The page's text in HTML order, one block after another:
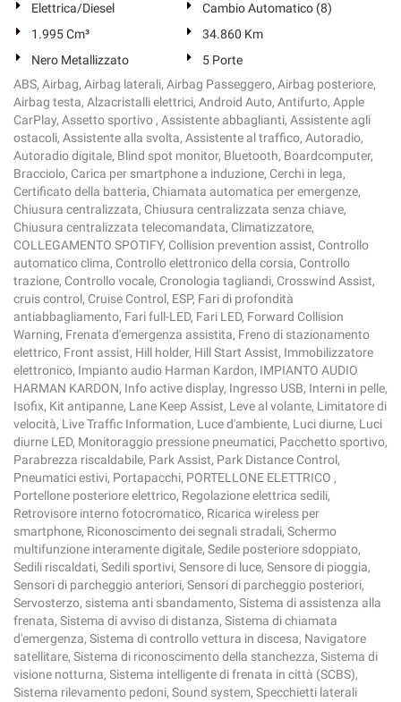
Elettrica/Diesel
Cambio Automatico (8)
1.995 Cm³
34.860 Km
Nero Metallizzato
5 Porte
ABS, Airbag, Airbag laterali, Airbag Passeggero, Airbag posteriore,
Airbag testa, Alzacristalli elettrici, Android Auto, Antifurto, Apple
CarPlay, Assetto sportivo , Assistente abbaglianti, Assistente agli
ostacoli, Assistente alla svolta, Assistente al traffico, Autoradio,
Autoradio digitale, Blind spot monitor, Bluetooth, Boardcomputer,
Bracciolo, Carica per smartphone a induzione, Cerchi in lega,
Certificato della batteria, Chiamata automatica per emergenze,
Chiusura centralizzata, Chiusura centralizzata senza chiave,
Chiusura centralizzata telecomandata, Climatizzatore,
COLLEGAMENTO SPOTIFY, Collision prevention assist, Controllo
automatico clima, Controllo elettronico della corsia, Controllo
trazione, Controllo vocale, Cronologia tagliandi, Crosswind Assist,
cruis control, Cruise Control, ESP, Fari di profondità
antiabbagliamento, Fari full-LED, Fari LED, Forward Collision
Warning, Frenata d'emergenza assistita, Freno di stazionamento
elettrico, Front assist, Hill holder, Hill Start Assist, Immobilizzatore
elettronico, Impianto audio Harman Kardon, IMPIANTO AUDIO
HARMAN KARDON, Info active display, Ingresso USB, Interni in pelle,
Isofix, Kit antipanne, Lane Keep Assist, Leve al volante, Limitatore di
velocità, Live Traffic Information, Luce d'ambiente, Luci diurne, Luci
diurne LED, Monitoraggio pressione pneumatici, Pacchetto sportivo,
Parabrezza riscaldabile, Park Assist, Park Distance Control,
Pneumatici estivi, Portapacchi, PORTELLONE ELETTRICO ,
Portellone posteriore elettrico, Regolazione elettrica sedili,
Retrovisore interno fotocromatico, Ricarica wireless per
smartphone, Riconoscimento dei segnali stradali, Schermo
multifunzione interamente digitale, Sedile posteriore sdoppiato,
Sedili riscaldati, Sedili sportivi, Sensore di luce, Sensore di pioggia,
Sensori di parcheggio anteriori, Sensori di parcheggio posteriori,
Servosterzo, sistema anti sbandamento, Sistema di assistenza alla
frenata, Sistema di avviso di distanza, Sistema di chiamata
d'emergenza, Sistema di controllo vettura in discesa, Navigatore
satellitare, Sistema di riconoscimento della stanchezza, Sistema di
visione notturna, Sistema intelligente di frenata in città (SCBS),
Sistema rilevamento pedoni, Sound system, Specchietti laterali